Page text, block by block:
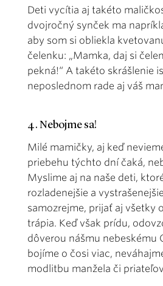
Deti vycítia aj takéto
dvojročný synček ma
aby som si obliekla
čelenku: „Mamka, daj si
pekná!“ A takéto skrášlenie
neposlednom rade aj váš
4. Nebojme sa!
Milé mamičky, aj keď
priebehu týchto dní čaká,
Myslime aj na naše deti,
rozladenejšie a
samozrejme, prijať aj všetky
trápia. Keď však prídu,
dôverou nášmu nebeskému
bojíme o čosi viac,
modlitbu manžela či